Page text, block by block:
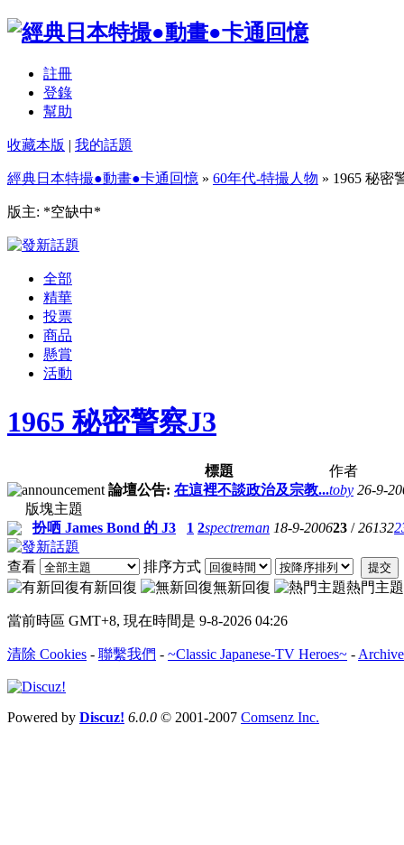
註冊
登錄
幫助
收藏本版 | 我的話題
經典日本特撮●動畫●卡通回憶 » 60年代-特撮人物 » 1965 秘密
版主: *空缺中*
全部
精華
投票
商品
懸賞
活動
1965 秘密警察J3
標題
作者
論壇公告: 在這裡不談政治及宗教...toby 26-9-
版塊主題
扮哂 James Bond 的 J3
1 2spectreman 18-9-200623 /26132
查看 排序方式 提交
有新回復 無新回復 熱門主題
當前時區 GMT+8, 現在時間是 9-8-2026 04:26
清除 Cookies - 聯繫我們 - ~Classic Japanese-TV Heroes~ -
Powered by Discuz! 6.0.0 © 2001-2007 Comsenz Inc.